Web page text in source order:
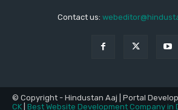
Contact us:
© Copyright - Hindustan Aaj | Portal
CK Best Website Development Company in